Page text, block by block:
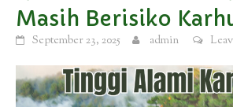
Masih Berisiko
September 23, 2025 admin